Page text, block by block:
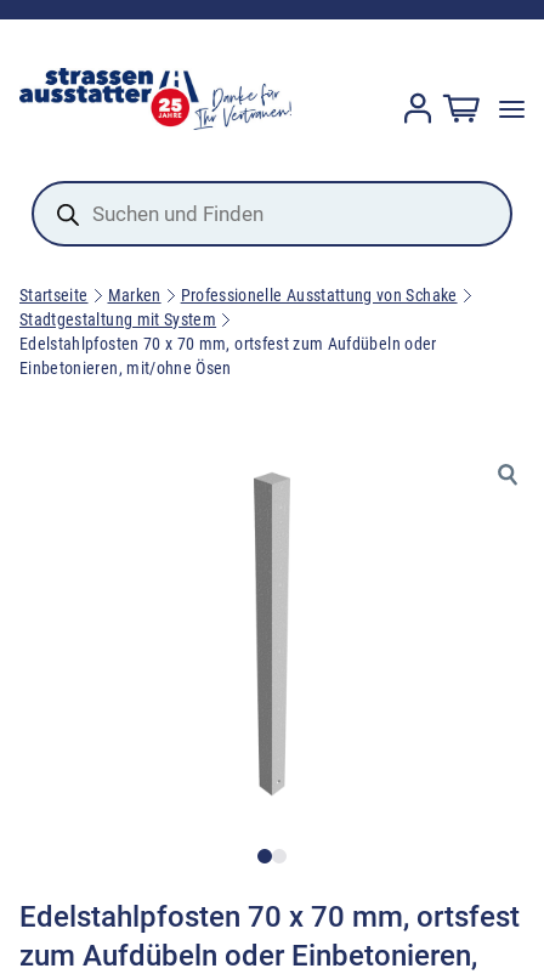
Products
search
Startseite Marken
Professionelle Ausstattung von Schake
Stadtgestaltung mit System
Edelstahlpfosten 70 x 70 mm, ortsfest zum Aufdübeln oder
Einbetonieren, mit/ohne Ösen
Edelstahlpfosten 70 x 70 mm, ortsfest
zum Aufdübeln oder Einbetonieren,